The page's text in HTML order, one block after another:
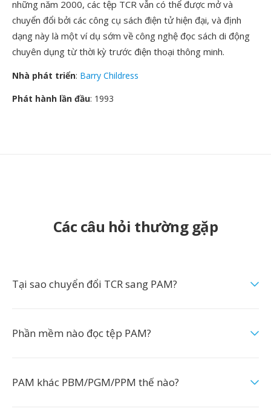
những năm 2000, các tệp TCR vẫn có thể được mở và
chuyển đổi bởi các công cụ sách điện tử hiện đại, và định
dạng này là một ví dụ sớm về công nghệ đọc sách di động
chuyên dụng từ thời kỳ trước điện thoại thông minh.
Nhà phát triển: Barry Childress
Phát hành lần đầu: 1993
Các câu hỏi thường gặp
Tại sao chuyển đổi TCR sang PAM?
Phần mềm nào đọc tệp PAM?
PAM khác PBM/PGM/PPM thế nào?